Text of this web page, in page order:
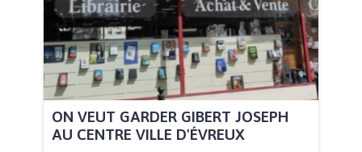
ON VEUT GARDER GIBERT JOSEPH
AU CENTRE VILLE D'ÉVREUX